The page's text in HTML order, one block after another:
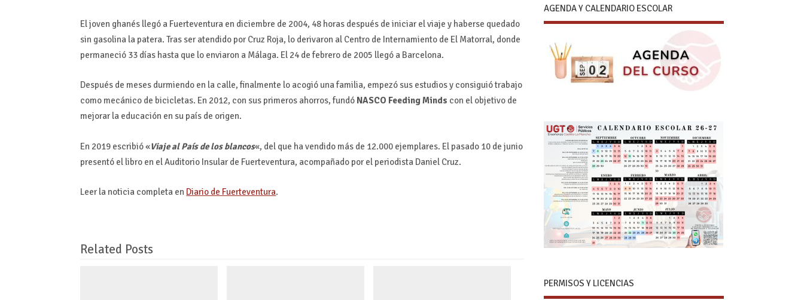
El joven ghanés llegó a Fuerteventura en diciembre de 2004, 48 horas después de iniciar el viaje y haberse quedado
sin gasolina la patera. Tras ser atendido por Cruz Roja, lo derivaron al Centro de Internamiento de El Matorral, donde
permaneció 33 días hasta que lo enviaron a Málaga. El 24 de febrero de 2005 llegó a Barcelona.
Después de meses durmiendo en la calle, finalmente lo acogió una familia, empezó sus estudios y consiguió trabajo
como mecánico de bicicletas. En 2012, con sus primeros ahorros, fundó NASCO Feeding Minds con el objetivo de
mejorar la educación en su país de origen.
En 2019 escribió «Viaje al País de los blancos«, del que ha vendido más de 12.000 ejemplares. El pasado 10 de junio
presentó el libro en el Auditorio Insular de Fuerteventura, acompañado por el periodista Daniel Cruz.
Leer la noticia completa en Diario de Fuerteventura.
Related Posts
AGENDA Y CALENDARIO ESCOLAR
PERMISOS Y LICENCIAS